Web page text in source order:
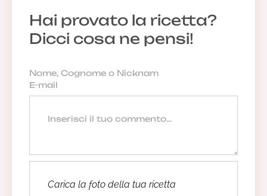
Hai provato la ricetta?
Dicci cosa ne pensi!
Carica la foto della tua ricetta